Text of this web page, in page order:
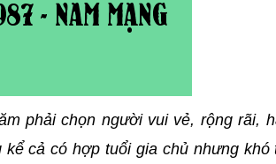
phải chọn người vui vẻ, rộng rãi,
cả có hợp tuổi gia chủ nhưng khó